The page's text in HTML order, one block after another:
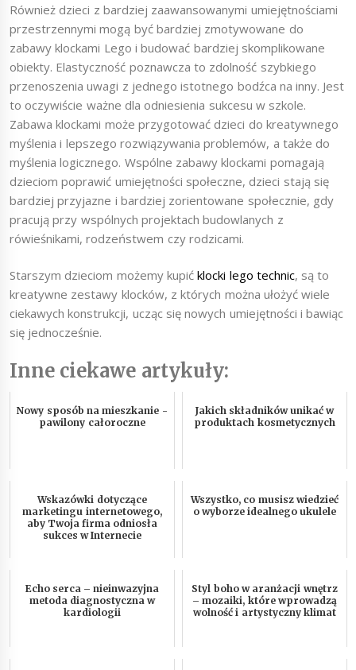
Również dzieci z bardziej zaawansowanymi umiejętnościami
przestrzennymi mogą być bardziej zmotywowane do
zabawy klockami Lego i budować bardziej skomplikowane
obiekty. Elastyczność poznawcza to zdolność szybkiego
przenoszenia uwagi z jednego istotnego bodźca na inny. Jest
to oczywiście ważne dla odniesienia sukcesu w szkole.
Zabawa klockami może przygotować dzieci do kreatywnego
myślenia i lepszego rozwiązywania problemów, a także do
myślenia logicznego. Wspólne zabawy klockami pomagają
dzieciom poprawić umiejętności społeczne, dzieci stają się
bardziej przyjazne i bardziej zorientowane społecznie, gdy
pracują przy wspólnych projektach budowlanych z
rówieśnikami, rodzeństwem czy rodzicami.
Starszym dzieciom możemy kupićklocki lego technic, są to
kreatywne zestawy klocków, z których można ułożyć wiele
ciekawych konstrukcji, ucząc się nowych umiejętności i bawiąc
się jednocześnie.
Inne ciekawe artykuły:
Nowy sposób na mieszkanie -
pawilony całoroczne
Jakich składników unikać w
produktach kosmetycznych
Wskazówki dotyczące
marketingu internetowego,
aby Twoja firma odniosła
sukces w Internecie
Wszystko, co musisz wiedzieć
o wyborze idealnego ukulele
Echo serca – nieinwazyjna
metoda diagnostyczna w
kardiologii
Styl boho w aranżacji wnętrz
– mozaiki, które wprowadzą
wolność i artystyczny klimat